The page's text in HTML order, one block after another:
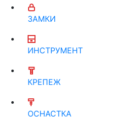
ЗАМКИ
ИНСТРУМЕНТ
КРЕПЕЖ
ОСНАСТКА